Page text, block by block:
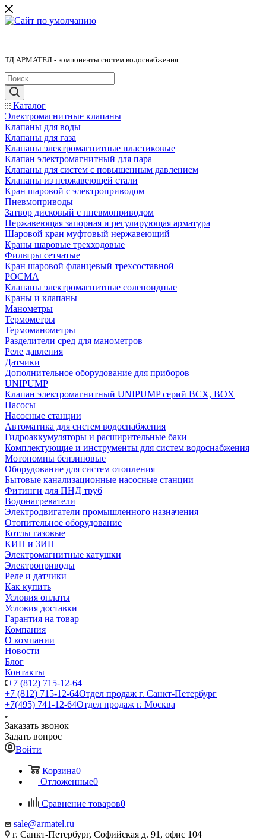
ТД АРМАТЕЛ - компоненты систем водоснабжения
Каталог
Электромагнитные клапаны
Клапаны для воды
Клапаны для газа
Клапаны электромагнитные пластиковые
Клапан электромагнитный для пара
Клапаны для систем с повышенным давлением
Клапаны из нержавеющей стали
Кран шаровой с электроприводом
Пневмоприводы
Затвор дисковый с пневмоприводом
Нержавеющая запорная и регулирующая арматура
Шаровой кран муфтовый нержавеющий
Краны шаровые трехходовые
Фильтры сетчатые
Кран шаровой фланцевый трехсоставной
РОСМА
Клапаны электромагнитные соленоидные
Краны и клапаны
Манометры
Термометры
Термоманометры
Разделители сред для манометров
Реле давления
Датчики
Дополнительное оборудование для приборов
UNIPUMP
Клапан электромагнитный UNIPUMP серий BCX, BOX
Насосы
Насосные станции
Автоматика для систем водоснабжения
Гидроаккумуляторы и расширительные баки
Комплектующие и инструменты для систем водоснабжения
Мотопомпы бензиновые
Оборудование для систем отопления
Бытовые канализационные насосные станции
Фитинги для ПНД труб
Водонагреватели
Электродвигатели промышленного назначения
Отопительное оборудование
Котлы газовые
КИП и ЗИП
Электромагнитные катушки
Электроприводы
Реле и датчики
Как купить
Условия оплаты
Условия доставки
Гарантия на товар
Компания
О компании
Новости
Блог
Контакты
+7 (812) 715-12-64
+7 (812) 715-12-64Отдел продаж г. Санкт-Петербург
+7(495) 741-12-64Отдел продаж г. Москва
Заказать звонок
Задать вопрос
Войти
Корзина0
Отложенные0
Сравнение товаров0
sale@armatel.ru
г. Санкт-Петербург, Софийская д. 91, офис 104